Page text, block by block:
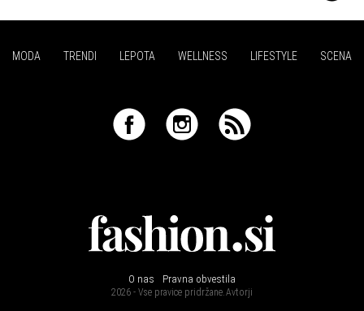
MODA TRENDI LEPOTA WELLNESS LIFESTYLE SCENA
O nas Pravna obvestila
2026 - Vse pravice pridržane.Avtorji